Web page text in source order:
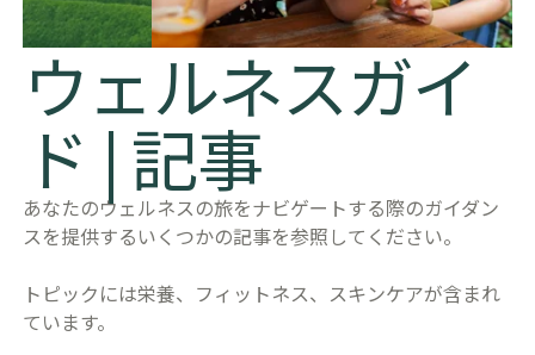
ウェルネスガイ
ド | 記事
あなたのウェルネスの旅をナビゲートする際のガイダン
スを提供するいくつかの記事を参照してください。
トピックには栄養、フィットネス、スキンケアが含まれ
ています。